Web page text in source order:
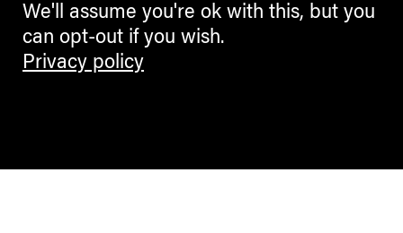
We'll assume you're ok with this, but you
can opt-out if you wish.
Privacy policy